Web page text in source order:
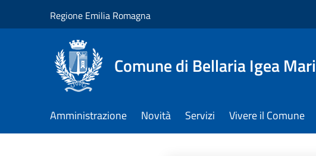
Regione Emilia Romagna
Comune di Bellaria Igea
Amministrazione Novità Servizi Vivere il Comune